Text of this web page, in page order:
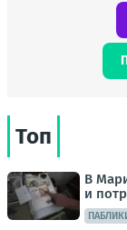
Топ
В
и